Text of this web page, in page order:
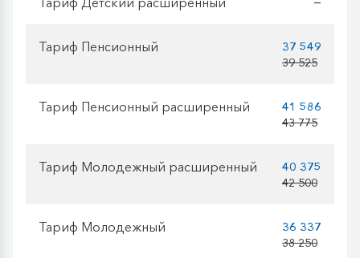
Тариф Пенсионный
37 549
39 525
Тариф Пенсионный расширенный
41 586
43 775
Тариф Молодежный расширенный
40 375
42 500
Тариф Молодежный
36 337
38 250